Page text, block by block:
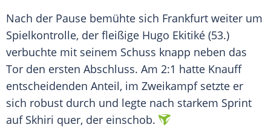
Nach der Pause bemühte sich Frankfurt weiter um
Spielkontrolle, der fleißige Hugo Ekitiké (53.)
verbuchte mit seinem Schuss knapp neben das
Tor den ersten Abschluss. Am 2:1 hatte Knauff
entscheidenden Anteil, im Zweikampf setzte er
sich robust durch und legte nach starkem Sprint
auf Skhiri quer, der einschob.